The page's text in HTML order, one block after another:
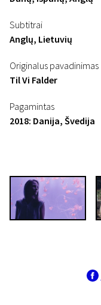
Subtitrai
Anglų, Lietuvių
Originalus pavadinimas
Til Vi Falder
Pagamintas
2018: Danija, Švedija